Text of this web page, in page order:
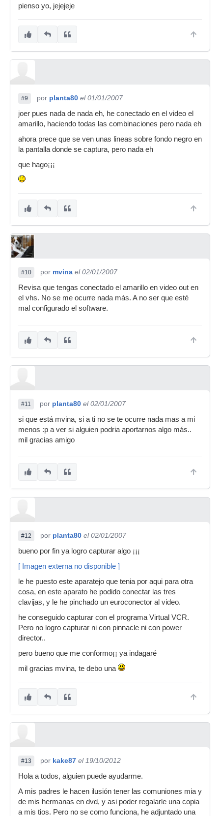
pienso yo, jejejeje
#9 por planta80 el 01/01/2007
joer pues nada de nada eh, he conectado en el video el
amarillo, haciendo todas las combinaciones pero nada eh
ahora prece que se ven unas lineas sobre fondo negro en
la pantalla donde se captura, pero nada eh
que hago¡¡¡
#10 por mvina el 02/01/2007
Revisa que tengas conectado el amarillo en video out en
el vhs. No se me ocurre nada más. A no ser que esté
mal configurado el software.
#11 por planta80 el 02/01/2007
si que está mvina, si a ti no se te ocurre nada mas a mi
menos :p a ver si alguien podria aportarnos algo más..
mil gracias amigo
#12 por planta80 el 02/01/2007
bueno por fin ya logro capturar algo ¡¡¡
[ Imagen externa no disponible ]
le he puesto este aparatejo que tenia por aqui para otra
cosa, en este aparato he podido conectar las tres
clavijas, y le he pinchado un euroconector al video.
he conseguido capturar con el programa Virtual VCR.
Pero no logro capturar ni con pinnacle ni con power
director..
pero bueno que me conformo¡¡ ya indagaré
mil gracias mvina, te debo una
#13 por kake87 el 19/10/2012
Hola a todos, alguien puede ayudarme.
A mis padres le hacen ilusión tener las comuniones mia y
de mis hermanas en dvd, y asi poder regalarle una copia
a mis tios. Pero no se como funciona, he adjuntado una